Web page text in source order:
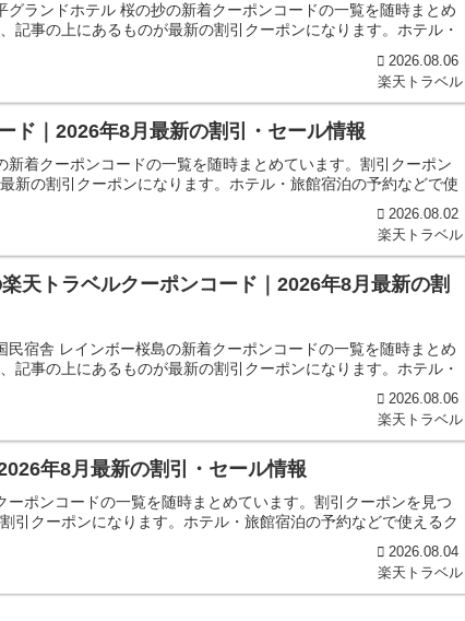
ランドホテル 桜の抄の新着クーポンコードの一覧を随時まとめ
記事の上にあるものが最新の割引クーポンになります。ホテル・
2026.08.06
楽天トラベル
ド｜2026年8月最新の割引・セール情報
着クーポンコードの一覧を随時まとめています。割引クーポン
新の割引クーポンになります。ホテル・旅館宿泊の予約などで使
2026.08.02
楽天トラベル
天トラベルクーポンコード｜2026年8月最新の割
宿舎 レインボー桜島の新着クーポンコードの一覧を随時まとめ
記事の上にあるものが最新の割引クーポンになります。ホテル・
2026.08.06
楽天トラベル
年8月最新の割引・セール情報
ポンコードの一覧を随時まとめています。割引クーポンを見つ
引クーポンになります。ホテル・旅館宿泊の予約などで使えるク
2026.08.04
楽天トラベル